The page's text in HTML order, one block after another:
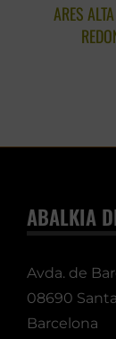
ARES
ABALKIA
Avda. de
08690
Barcelona